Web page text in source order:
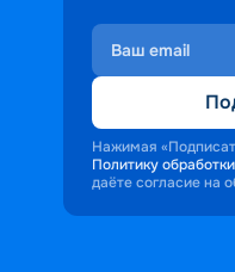
Нажимая
Политику
даёте согласие на